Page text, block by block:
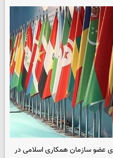
عضو سازمان همکاری اسلامی در